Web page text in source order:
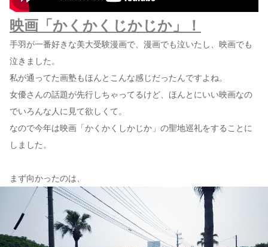
映画「かくかくじかじか」！
手羽が一番好きな美大受験漫画で、漫画でも泣いたし、映画でも
泣きました。
私が通ってた画塾もほんとこんな感じだったんですよね。
女優さんの話題が先行しちゃってるけど、ほんとにいい映画なの
でいろんな人に見て欲しくて。
なので今年は映画「かくかくしかじか」の聖地巡礼をすることに
しました。
まず向かったのは、